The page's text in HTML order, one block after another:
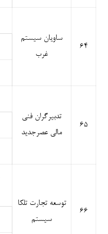
۶۴
ساویان سیستم
غرب
۶۵
تدبیرگران فنی
مالی عصرجدید
۶۶
توسعه تجارت تلکا
سیستم